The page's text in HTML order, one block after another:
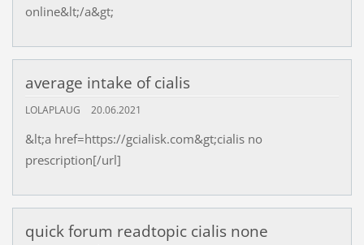
online&lt;/a&gt;
average intake of cialis
LOLAPLAUG 20.06.2021
&lt;a href=https://gcialisk.com&gt;cialis no
prescription[/url]
quick forum readtopic cialis none